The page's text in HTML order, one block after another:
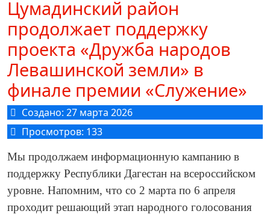
Цумадинский район
продолжает поддержку
проекта «Дружба народов
Левашинской земли» в
финале премии «Служение»
Создано: 27 марта 2026
Просмотров: 133
Мы продолжаем информационную кампанию в
поддержку Республики Дагестан на всероссийском
уровне. Напомним, что со 2 марта по 6 апреля
проходит решающий этап народного голосования